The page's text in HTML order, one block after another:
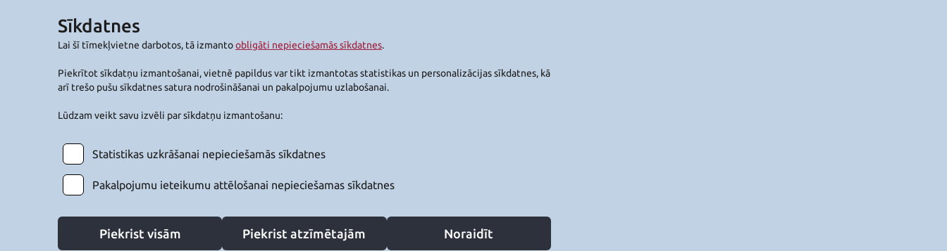
Sīkdatnes
Lai šī tīmekļvietne darbotos, tā izmantoobligāti nepieciešamās sīkdatnes.
Piekrītot sīkdatņu izmantošanai, vietnē papildus var tikt izmantotas statistikas un personalizācijas sīkdatnes, kā
arī trešo pušu sīkdatnes satura nodrošināšanai un pakalpojumu uzlabošanai.
Lūdzam veikt savu izvēli par sīkdatņu izmantošanu:
Statistikas uzkrāšanai nepieciešamās sīkdatnes
Pakalpojumu ieteikumu attēlošanai nepieciešamas sīkdatnes
Piekrist visām Piekrist atzīmētajām Noraidīt